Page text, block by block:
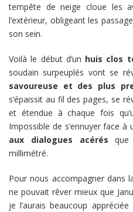
tempête de neige cloue les
l’extérieur, obligeant les
son sein.
Voilà le début d’un huis clos
soudain surpeuplés vont se
savoureuse et des plus
s’épaissit au fil des pages, se
et étendue à chaque fois
Impossible de s’ennuyer face à
aux dialogues acérés que
millimétré.
Pour nous accompagner dans
ne pouvait rêver mieux que
je l’aurais beaucoup